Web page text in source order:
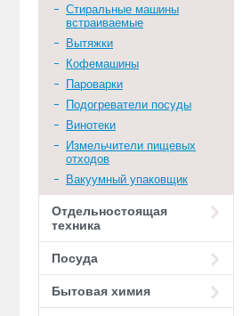
Стиральные машины
встраиваемые
Вытяжки
Кофемашины
Пароварки
Подогреватели посуды
Винотеки
Измельчители пищевых
отходов
Вакуумный упаковщик
Отдельностоящая
техника
Посуда
Бытовая химия